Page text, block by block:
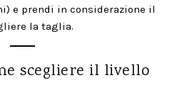
e prendi in considerazione il
la taglia.
scegliere il livello